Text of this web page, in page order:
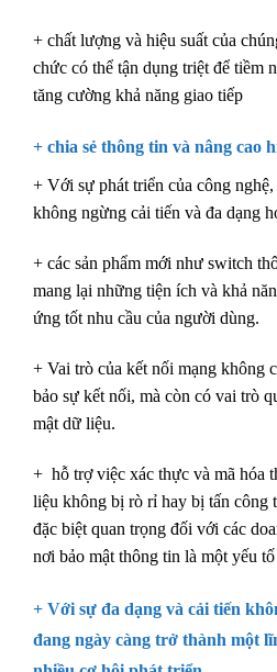
+ chất lượng và hiệu suất của
chức có thể tận dụng triệt để tiềm
tăng cường khả năng giao tiếp
+ chia sẻ thông tin và nâng cao
+ Với sự phát triển của công
không ngừng cải tiến và đa dạng
+ các sản phẩm mới như switch
mang lại những tiện ích và khả
ứng tốt nhu cầu của người dùng.
+ Vai trò của kết nối mạng không
bảo sự kết nối, mà còn có vai trò
mật dữ liệu.
+ hỗ trợ việc xác thực và mã hóa
liệu không bị rò rỉ hay bị tấn công
đặc biệt quan trọng đối với các
nơi bảo mật thông tin là một yếu
+ Với sự đa dạng và cải tiến
đang ngày càng trở thành một